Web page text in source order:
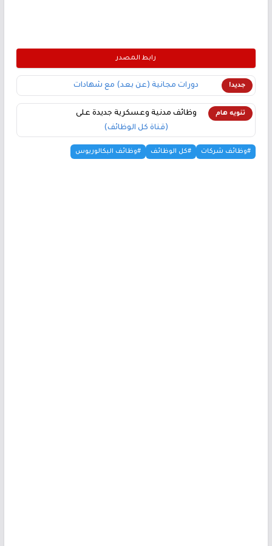
رابط المصدر
جديد! دورات مجانية (عن بعد) مع شهادات
تنويه هام
وظائف مدنية وعسكرية جديدة على
(قناة كل الوظائف)
#وظائف شركات #كل الوظائف #وظائف البكالوريوس